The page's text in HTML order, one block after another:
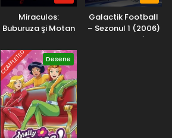
Miraculos:
Buburuza şi Motan
(2025) – Dublat în
Română
Galactik Football
– Sezonul 1 (2006)
– Subtitrat în
COMPLETED Desene